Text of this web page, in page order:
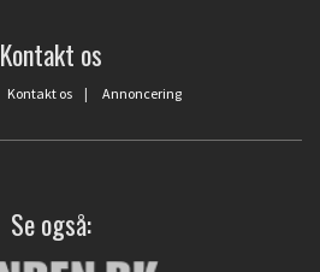
Kontakt os
Kontakt os | Annoncering
Se også: